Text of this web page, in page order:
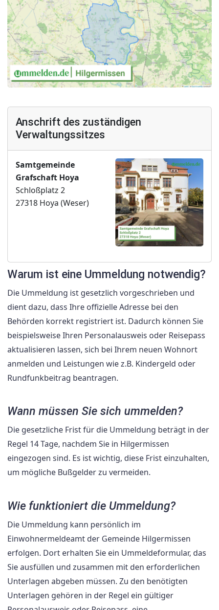
Anschrift des zuständigen
Verwaltungssitzes
Samtgemeinde
Grafschaft Hoya
Schloßplatz 2
27318 Hoya (Weser)
Warum ist eine Ummeldung notwendig?
Die Ummeldung ist gesetzlich vorgeschrieben und
dient dazu, dass Ihre offizielle Adresse bei den
Behörden korrekt registriert ist. Dadurch können Sie
beispielsweise Ihren Personalausweis oder Reisepass
aktualisieren lassen, sich bei Ihrem neuen Wohnort
anmelden und Leistungen wie z.B. Kindergeld oder
Rundfunkbeitrag beantragen.
Wann müssen Sie sich ummelden?
Die gesetzliche Frist für die Ummeldung beträgt in der
Regel 14 Tage, nachdem Sie in Hilgermissen
eingezogen sind. Es ist wichtig, diese Frist einzuhalten,
um mögliche Bußgelder zu vermeiden.
Wie funktioniert die Ummeldung?
Die Ummeldung kann persönlich im
Einwohnermeldeamt der Gemeinde Hilgermissen
erfolgen. Dort erhalten Sie ein Ummeldeformular, das
Sie ausfüllen und zusammen mit den erforderlichen
Unterlagen abgeben müssen. Zu den benötigten
Unterlagen gehören in der Regel ein gültiger